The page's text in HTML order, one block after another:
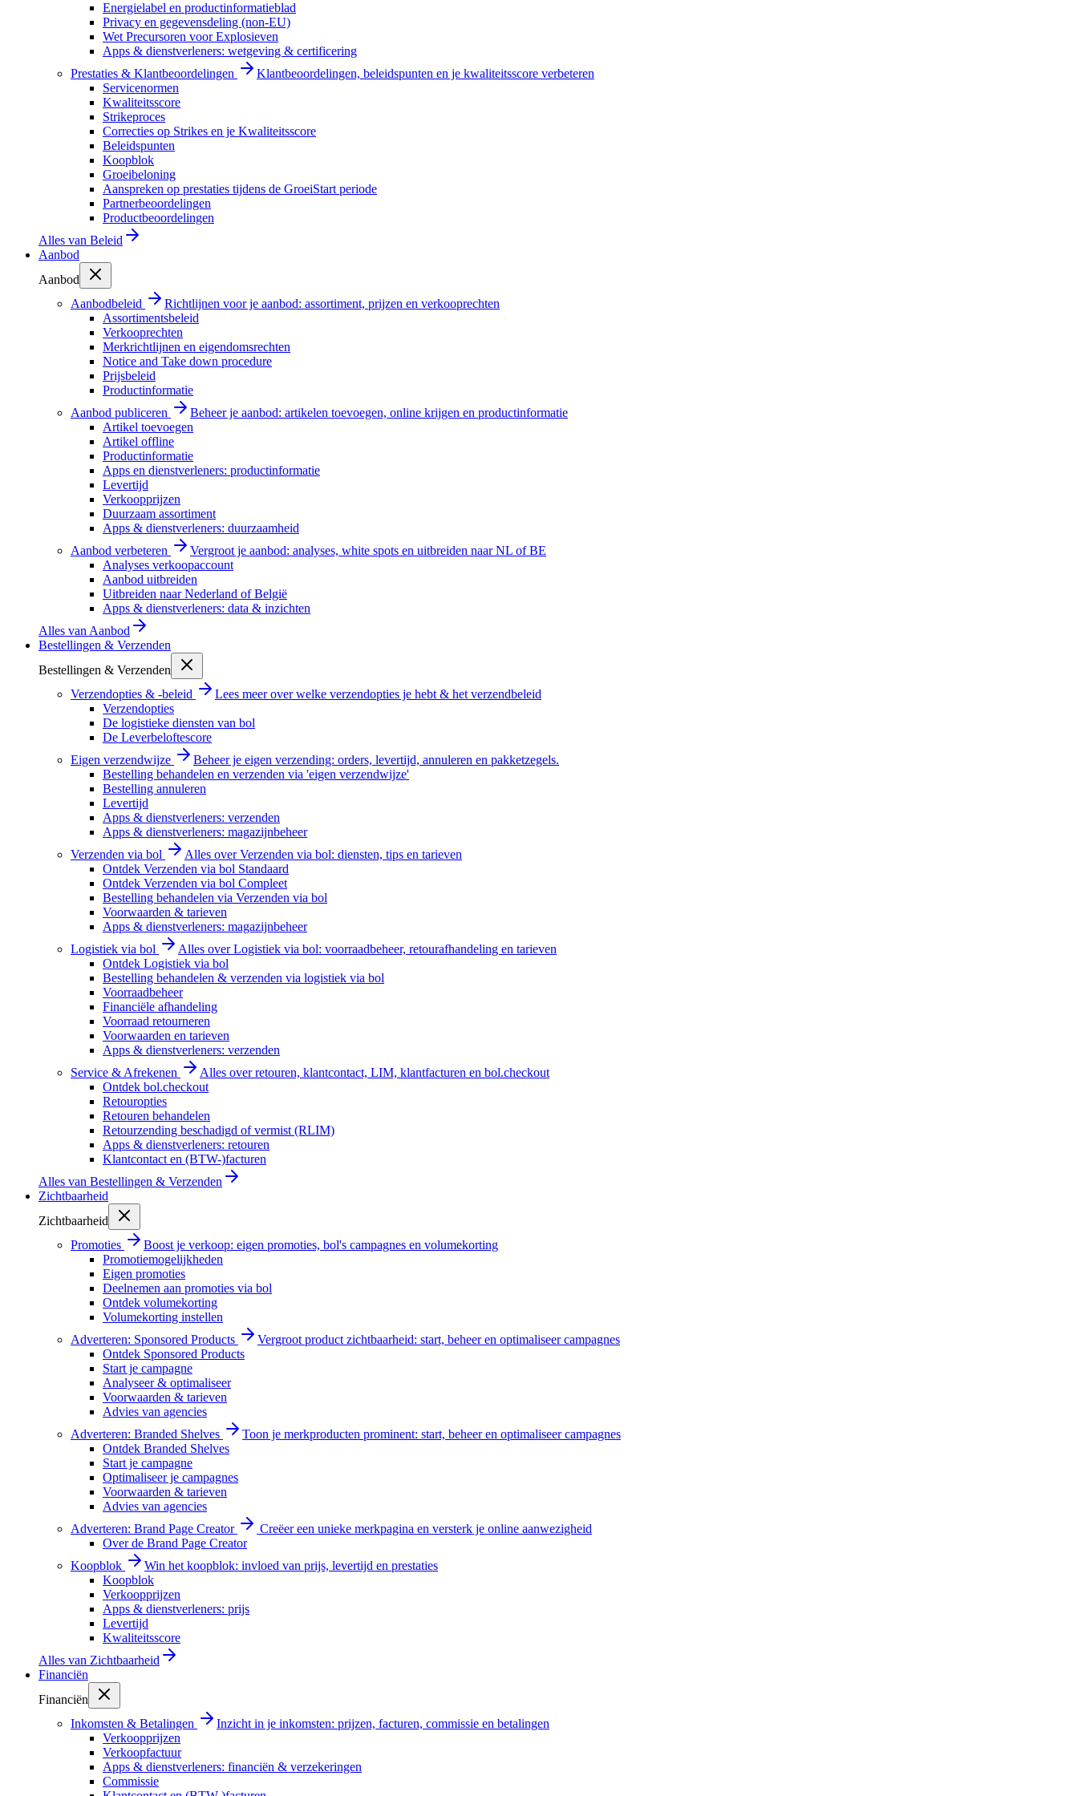
Energielabel en productinformatieblad
Privacy en gegevensdeling (non-EU)
Wet Precursoren voor Explosieven
Apps & dienstverleners: wetgeving & certificering
Prestaties & Klantbeoordelingen
Klantbeoordelingen, beleidspunten en je kwaliteitsscore verbeteren
Servicenormen
Kwaliteitsscore
Strikeproces
Correcties op Strikes en je Kwaliteitsscore
Beleidspunten
Koopblok
Groeibeloning
Aanspreken op prestaties tijdens de GroeiStart periode
Partnerbeoordelingen
Productbeoordelingen
Alles van Beleid
Aanbod
Aanbod
Aanbodbeleid
Richtlijnen voor je aanbod: assortiment, prijzen en verkooprechten
Assortimentsbeleid
Verkooprechten
Merkrichtlijnen en eigendomsrechten
Notice and Take down procedure
Prijsbeleid
Productinformatie
Aanbod publiceren
Beheer je aanbod: artikelen toevoegen, online krijgen en productinformatie
Artikel toevoegen
Artikel offline
Productinformatie
Apps en dienstverleners: productinformatie
Levertijd
Verkoopprijzen
Duurzaam assortiment
Apps & dienstverleners: duurzaamheid
Aanbod verbeteren
Vergroot je aanbod: analyses, white spots en uitbreiden naar NL of BE
Analyses verkoopaccount
Aanbod uitbreiden
Uitbreiden naar Nederland of België
Apps & dienstverleners: data & inzichten
Alles van Aanbod
Bestellingen & Verzenden
Bestellingen & Verzenden
Verzendopties & -beleid
Lees meer over welke verzendopties je hebt & het verzendbeleid
Verzendopties
De logistieke diensten van bol
De Leverbeloftescore
Eigen verzendwijze
Beheer je eigen verzending: orders, levertijd, annuleren en pakketzegels.
Bestelling behandelen en verzenden via 'eigen verzendwijze'
Bestelling annuleren
Levertijd
Apps & dienstverleners: verzenden
Apps & dienstverleners: magazijnbeheer
Verzenden via bol
Alles over Verzenden via bol: diensten, tips en tarieven
Ontdek Verzenden via bol Standaard
Ontdek Verzenden via bol Compleet
Bestelling behandelen via Verzenden via bol
Voorwaarden & tarieven
Apps & dienstverleners: magazijnbeheer
Logistiek via bol
Alles over Logistiek via bol: voorraadbeheer, retourafhandeling en tarieven
Ontdek Logistiek via bol
Bestelling behandelen & verzenden via logistiek via bol
Voorraadbeheer
Financiële afhandeling
Voorraad retourneren
Voorwaarden en tarieven
Apps & dienstverleners: verzenden
Service & Afrekenen
Alles over retouren, klantcontact, LIM, klantfacturen en bol.checkout
Ontdek bol.checkout
Retouropties
Retouren behandelen
Retourzending beschadigd of vermist (RLIM)
Apps & dienstverleners: retouren
Klantcontact en (BTW-)facturen
Alles van Bestellingen & Verzenden
Zichtbaarheid
Zichtbaarheid
Promoties
Boost je verkoop: eigen promoties, bol's campagnes en volumekorting
Promotiemogelijkheden
Eigen promoties
Deelnemen aan promoties via bol
Ontdek volumekorting
Volumekorting instellen
Adverteren: Sponsored Products
Vergroot product zichtbaarheid: start, beheer en optimaliseer campagnes
Ontdek Sponsored Products
Start je campagne
Analyseer & optimaliseer
Voorwaarden & tarieven
Advies van agencies
Adverteren: Branded Shelves
Toon je merkproducten prominent: start, beheer en optimaliseer campagnes
Ontdek Branded Shelves
Start je campagne
Optimaliseer je campagnes
Voorwaarden & tarieven
Advies van agencies
Adverteren: Brand Page Creator
Creëer een unieke merkpagina en versterk je online aanwezigheid
Over de Brand Page Creator
Koopblok
Win het koopblok: invloed van prijs, levertijd en prestaties
Koopblok
Verkoopprijzen
Apps & dienstverleners: prijs
Levertijd
Kwaliteitsscore
Alles van Zichtbaarheid
Financiën
Financiën
Inkomsten & Betalingen
Inzicht in je inkomsten: prijzen, facturen, commissie en betalingen
Verkoopprijzen
Verkoopfactuur
Apps & dienstverleners: financiën & verzekeringen
Commissie